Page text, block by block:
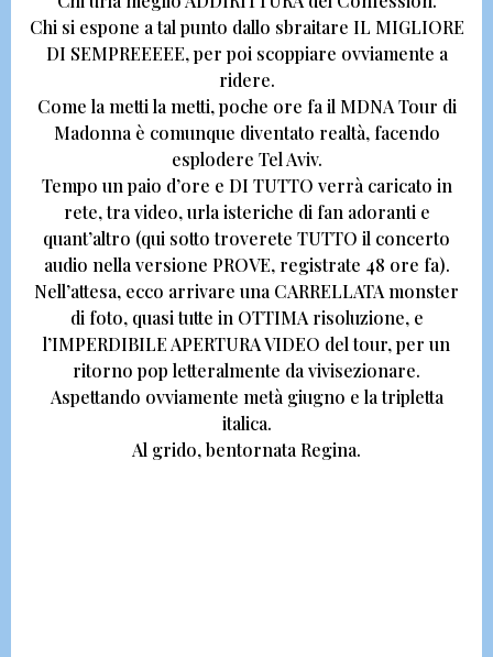
Chi si espone a tal punto dallo sbraitare IL MIGLIORE
DI SEMPREEEEE, per poi scoppiare ovviamente a
ridere.
Come la metti la metti, poche ore fa il MDNA Tour di
Madonna è comunque diventato realtà, facendo
esplodere Tel Aviv.
Tempo un paio d’ore e DI TUTTO verrà caricato in
rete, tra video, urla isteriche di fan adoranti e
quant’altro (qui sotto troverete TUTTO il concerto
audio nella versione PROVE, registrate 48 ore fa).
Nell’attesa, ecco arrivare una CARRELLATA monster
di foto, quasi tutte in OTTIMA risoluzione, e
l’IMPERDIBILE APERTURA VIDEO del tour, per un
ritorno pop letteralmente da vivisezionare.
Aspettando ovviamente metà giugno e la tripletta
italica.
Al grido, bentornata Regina.